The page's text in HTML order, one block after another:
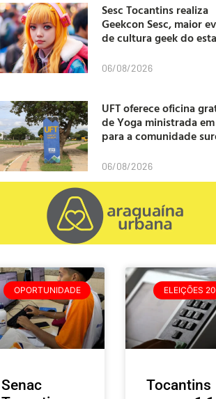
Sesc Tocantins realiza
Geekcon Sesc, maior
de cultura geek do
06/08/2026
UFT oferece oficina
de Yoga ministrada
para a comunidade
06/08/2026
OPORTUNIDADE
Senac
ELEIÇÕES
Tocantins